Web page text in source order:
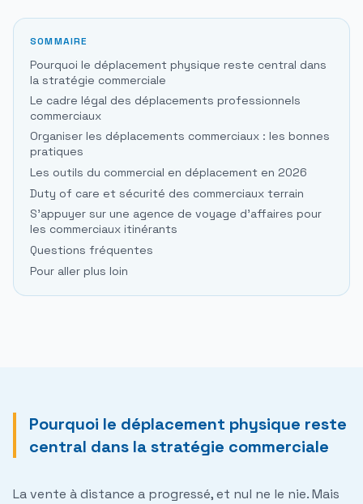
SOMMAIRE
Pourquoi le déplacement physique reste central dans
la stratégie commerciale
Le cadre légal des déplacements professionnels
commerciaux
Organiser les déplacements commerciaux : les bonnes
pratiques
Les outils du commercial en déplacement en 2026
Duty of care et sécurité des commerciaux terrain
S'appuyer sur une agence de voyage d'affaires pour
les commerciaux itinérants
Questions fréquentes
Pour aller plus loin
Pourquoi le déplacement physique reste
central dans la stratégie commerciale
La vente à distance a progressé, et nul ne le nie. Mais